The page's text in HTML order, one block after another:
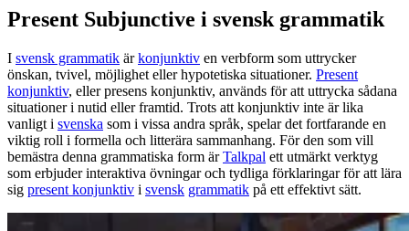
Present Subjunctive i svensk grammatik
I svensk grammatik ärkonjunktiv en verbform som uttrycker
önskan, tvivel, möjlighet eller hypotetiska situationer. Present
konjunktiv, eller presens konjunktiv, används för att uttrycka sådana
situationer i nutid eller framtid. Trots att konjunktiv inte är lika
vanligt i svenska som i vissa andra språk, spelar det fortfarande en
viktig roll i formella och litterära sammanhang. För den som vill
bemästra denna grammatiska form ärTalkpal ett utmärkt verktyg
som erbjuder interaktiva övningar och tydliga förklaringar för att lära
sig present konjunktiv i svensk grammatik på ett effektivt sätt.